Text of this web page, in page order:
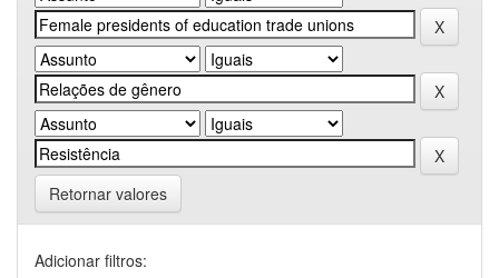
Retornar valores
Adicionar filtros: